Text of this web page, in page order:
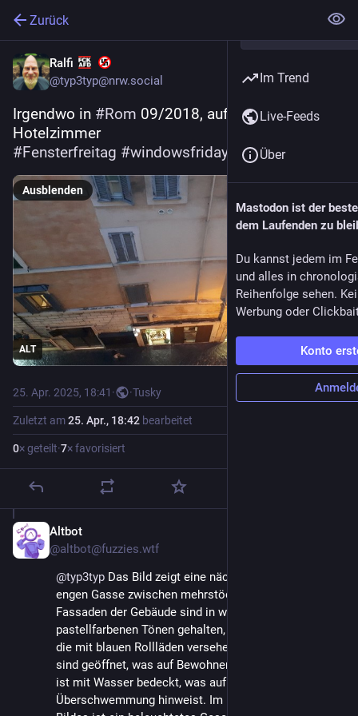
Zurück
Ralfi
@typ3typ@nrw.social
Irgendwo in #Rom 09/2018, aufgenommen vom
Hotelzimmer
#Fensterfreitag #windowsfriday
ALT
Ausblenden
25. Apr. 2025, 18:41 · ·Tusky
Zuletzt am25. Apr., 18:42 bearbeitet
0× geteilt·7× favorisiert
Altbot
@altbot@fuzzies.wtf
@typ3typ Das Bild zeigt eine nächtliche Szene in einer
engen Gasse zwischen mehrstöckigen Gebäuden. Die
Fassaden der Gebäude sind in warmen,
pastellfarbenen Tönen gehalten, mit einigen Fenstern,
die mit blauen Rollläden versehen sind. Einige Fenster
sind geöffnet, was auf Bewohner hindeutet. Die Gasse
ist mit Wasser bedeckt, was auf eine
Überschwemmung hinweist. Im unteren Bereich des
Im Trend
Live-Feeds
Über
Mastodon ist der
dem Laufenden zu
Du kannst jedem im
und alles in
Reihenfolge sehen.
Werbung oder
Konto